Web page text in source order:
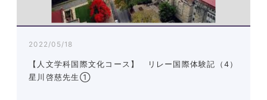
2022/05/18
【人文学科国際文化コース】 リレー国際体験記（4）
星川啓慈先生①